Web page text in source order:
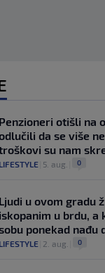
Penzioneri otišli na
da se više
su nam
LIFESTYLE 5. aug. 0
Ljudi u ovom gradu
iskopanim u brdu, a
ponekad nađu
LIFESTYLE 2. aug. 0